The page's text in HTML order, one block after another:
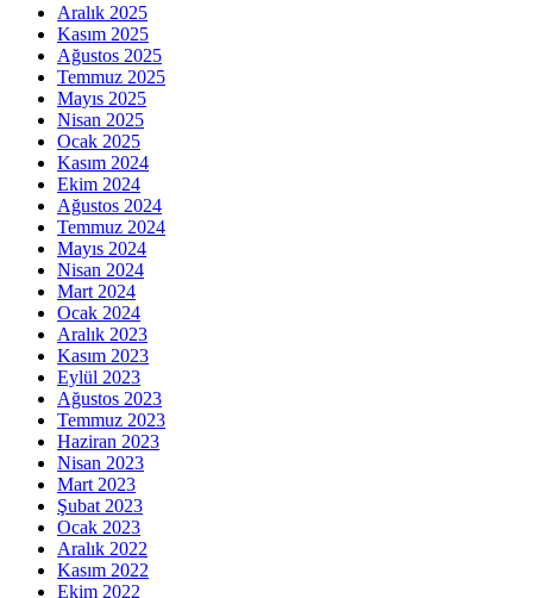
Aralık 2025
Kasım 2025
Ağustos 2025
Temmuz 2025
Mayıs 2025
Nisan 2025
Ocak 2025
Kasım 2024
Ekim 2024
Ağustos 2024
Temmuz 2024
Mayıs 2024
Nisan 2024
Mart 2024
Ocak 2024
Aralık 2023
Kasım 2023
Eylül 2023
Ağustos 2023
Temmuz 2023
Haziran 2023
Nisan 2023
Mart 2023
Şubat 2023
Ocak 2023
Aralık 2022
Kasım 2022
Ekim 2022